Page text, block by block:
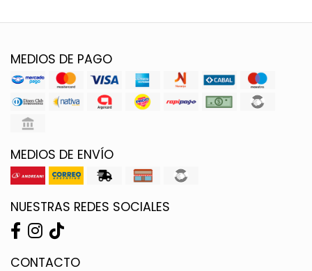
MEDIOS DE PAGO
MEDIOS DE ENVÍO
NUESTRAS REDES SOCIALES
CONTACTO